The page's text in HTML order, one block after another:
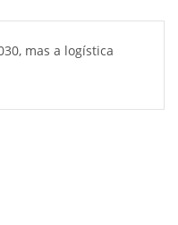
mas a logística